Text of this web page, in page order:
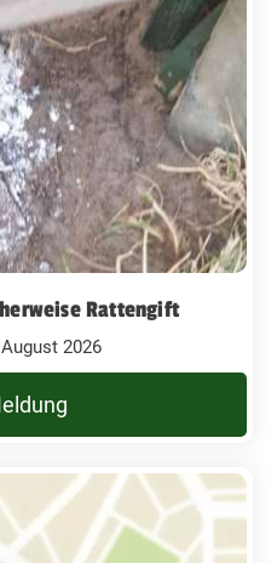
Rattengift
2026